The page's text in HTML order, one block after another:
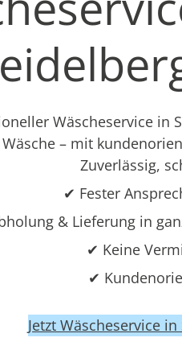
Wäscheservice in
– mit
Zuverlässig,
✔ Fester
& Lieferung in
✔ Keine
✔
Jetzt Wäscheservice